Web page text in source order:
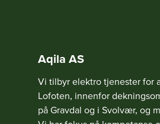
Aqila AS
Vi tilbyr elektro tjenester for
Lofoten, innenfor
på Gravdal og i Svolvær, og